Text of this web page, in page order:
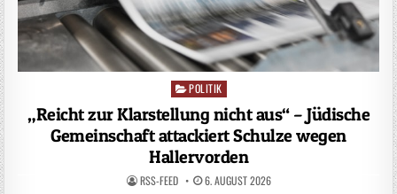
Posted
in
POLITIK
„Reicht zur Klarstellung nicht aus“ – Jüdische
Gemeinschaft attackiert Schulze wegen
Hallervorden
RSS-FEED 6. AUGUST 2026